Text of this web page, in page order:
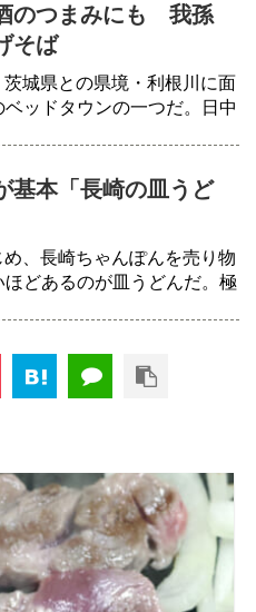
のつまみにも 我孫
そば
城県との県境・利根川に面
ッドタウンの一つだ。日中
基本「長崎の皿うど
、長崎ちゃんぽんを売り物
どあるのが皿うどんだ。極